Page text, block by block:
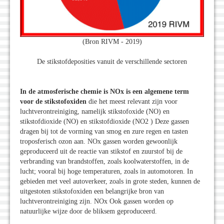
(Bron RIVM - 2019)
De stikstofdeposities vanuit de verschillende sectoren
In de atmosferische chemie is NOx is een algemene term
voor de stikstofoxiden die het meest relevant zijn voor
luchtverontreiniging, namelijk stikstofoxide (NO) en
stikstofdioxide (NO) en stikstofdioxide (NO2 ) Deze gassen
dragen bij tot de vorming van smog en zure regen en tasten
troposferisch ozon aan. NOx gassen worden gewoonlijk
geproduceerd uit de reactie van stikstof en zuurstof bij de
verbranding van brandstoffen, zoals koolwaterstoffen, in de
lucht; vooral bij hoge temperaturen, zoals in automotoren. In
gebieden met veel autoverkeer, zoals in grote steden, kunnen de
uitgestoten stikstofoxiden een belangrijke bron van
luchtverontreiniging zijn. NOx Ook gassen worden op
natuurlijke wijze door de bliksem geproduceerd.